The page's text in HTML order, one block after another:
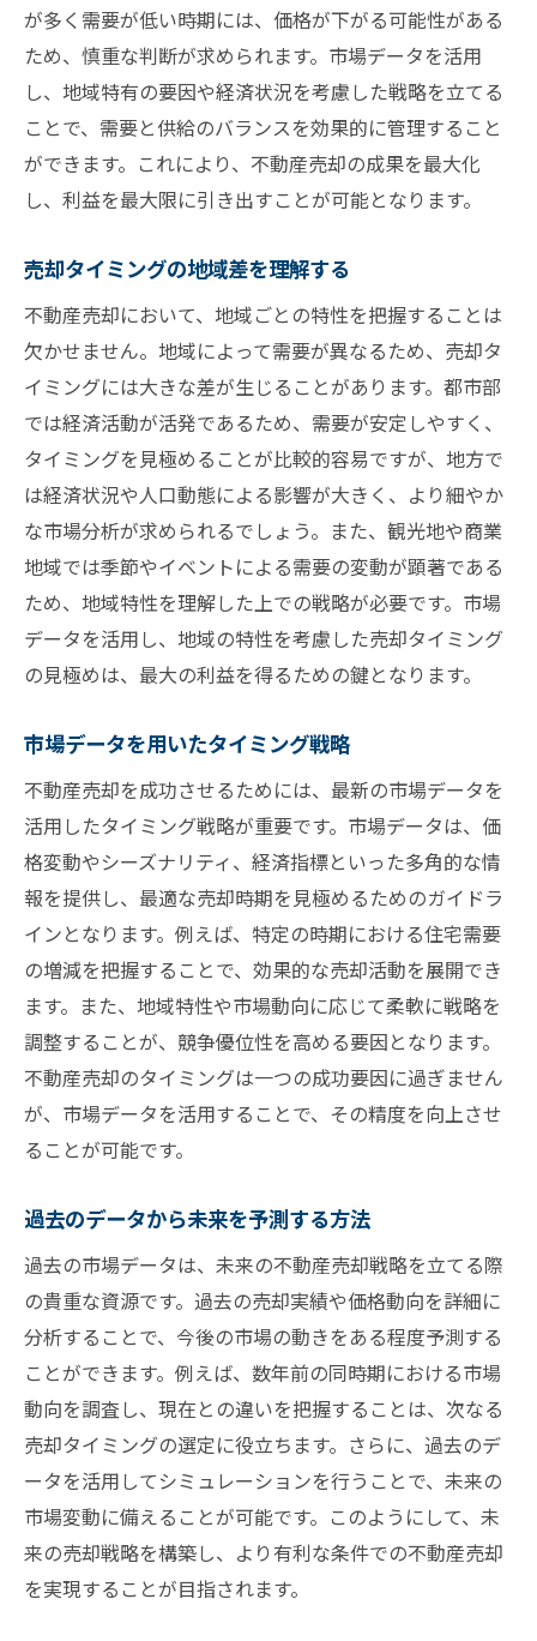
が多く需要が低い時期には、価格が下がる可能性がある
ため、慎重な判断が求められます。市場データを活用
し、地域特有の要因や経済状況を考慮した戦略を立てる
ことで、需要と供給のバランスを効果的に管理すること
ができます。これにより、不動産売却の成果を最大化
し、利益を最大限に引き出すことが可能となります。
売却タイミングの地域差を理解する
不動産売却において、地域ごとの特性を把握することは
欠かせません。地域によって需要が異なるため、売却タ
イミングには大きな差が生じることがあります。都市部
では経済活動が活発であるため、需要が安定しやすく、
タイミングを見極めることが比較的容易ですが、地方で
は経済状況や人口動態による影響が大きく、より細やか
な市場分析が求められるでしょう。また、観光地や商業
地域では季節やイベントによる需要の変動が顕著である
ため、地域特性を理解した上での戦略が必要です。市場
データを活用し、地域の特性を考慮した売却タイミング
の見極めは、最大の利益を得るための鍵となります。
市場データを用いたタイミング戦略
不動産売却を成功させるためには、最新の市場データを
活用したタイミング戦略が重要です。市場データは、価
格変動やシーズナリティ、経済指標といった多角的な情
報を提供し、最適な売却時期を見極めるためのガイドラ
インとなります。例えば、特定の時期における住宅需要
の増減を把握することで、効果的な売却活動を展開でき
ます。また、地域特性や市場動向に応じて柔軟に戦略を
調整することが、競争優位性を高める要因となります。
不動産売却のタイミングは一つの成功要因に過ぎません
が、市場データを活用することで、その精度を向上させ
ることが可能です。
過去のデータから未来を予測する方法
過去の市場データは、未来の不動産売却戦略を立てる際
の貴重な資源です。過去の売却実績や価格動向を詳細に
分析することで、今後の市場の動きをある程度予測する
ことができます。例えば、数年前の同時期における市場
動向を調査し、現在との違いを把握することは、次なる
売却タイミングの選定に役立ちます。さらに、過去のデ
ータを活用してシミュレーションを行うことで、未来の
市場変動に備えることが可能です。このようにして、未
来の売却戦略を構築し、より有利な条件での不動産売却
を実現することが目指されます。